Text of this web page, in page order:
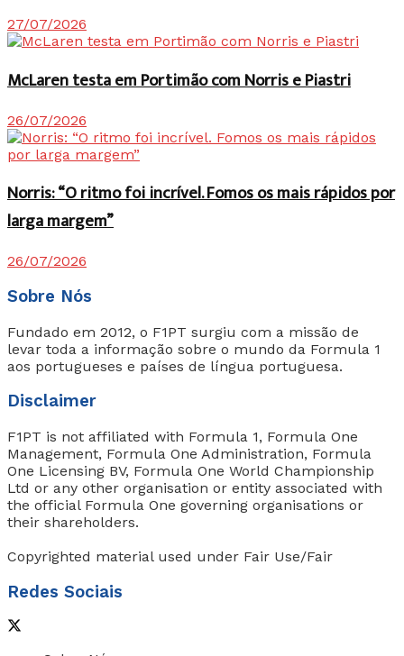
27/07/2026
McLaren testa em Portimão com Norris e Piastri
26/07/2026
Norris: “O ritmo foi incrível. Fomos os mais rápidos por
larga margem”
26/07/2026
Sobre Nós
Fundado em 2012, o F1PT surgiu com a missão de
levar toda a informação sobre o mundo da Formula 1
aos portugueses e países de língua portuguesa.
Disclaimer
F1PT is not affiliated with Formula 1, Formula One
Management, Formula One Administration, Formula
One Licensing BV, Formula One World Championship
Ltd or any other organisation or entity associated with
the official Formula One governing organisations or
their shareholders.
Copyrighted material used under Fair Use/Fair
Redes Sociais